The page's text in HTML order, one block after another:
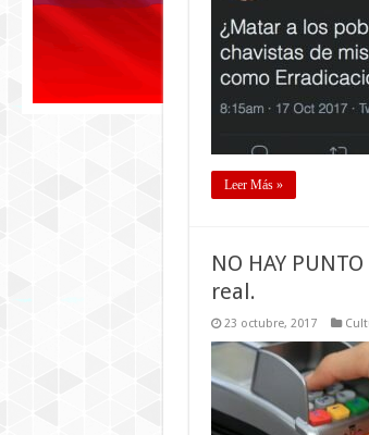
Leer Más »
NO HAY
real.
23 octubre, 2017